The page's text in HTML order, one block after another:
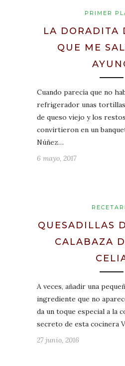
PRIMER
LA DORADITA
QUE ME
Cuando parecía que no
refrigerador unas
de queso viejo y los
convirtieron en un
Núñez…
6 mayo, 2017
QUESADILLAS
CALABAZA
A veces, añadir una
ingrediente que no
da un toque especial a la
secreto de esta cocinera
27 junio, 2016